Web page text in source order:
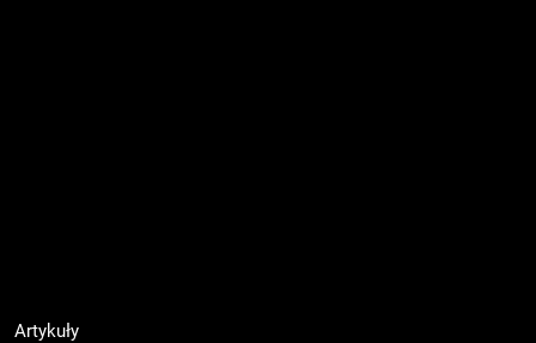
Artykuły